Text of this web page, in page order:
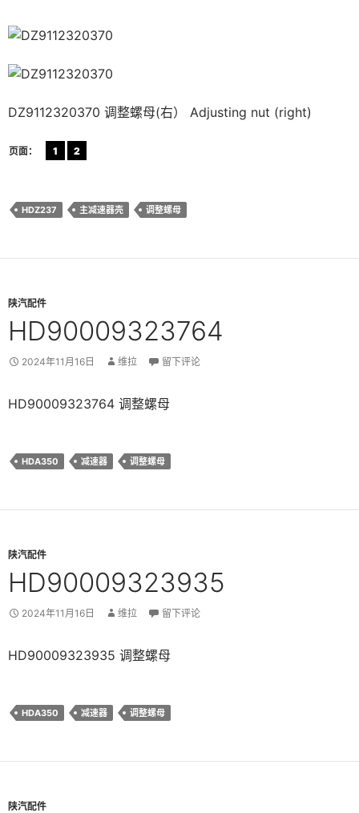
DZ9112320370 调整螺母(右） Adjusting nut (right)
页面： 1 2
HDZ237 主减速器壳 调整螺母
陕汽配件
HD90009323764
2024年11月16日 维拉 留下评论
HD90009323764 调整螺母
HDA350 减速器 调整螺母
陕汽配件
HD90009323935
2024年11月16日 维拉 留下评论
HD90009323935 调整螺母
HDA350 减速器 调整螺母
陕汽配件